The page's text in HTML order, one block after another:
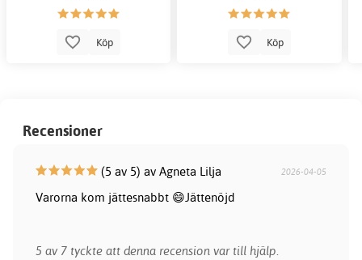
Köp Köp
Recensioner
(5 av 5) av Agneta Lilja 2026-04-05
Varorna kom jättesnabbt 😄Jättenöjd
5 av 7 tyckte att denna recension var till hjälp.